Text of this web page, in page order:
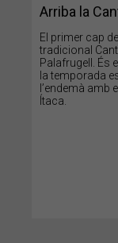
Arriba la
El primer cap
tradicional
Palafrugell. És
la temporada
l’endemà amb
Ítaca.